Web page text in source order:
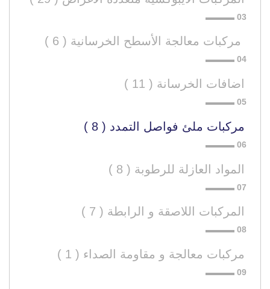
مركبات معالجة الأسطح الخرسانية ( 6 )
اضافات الخرسانة ( 11 )
مركبات ملئ فواصل التمدد ( 8 )
المواد العازلة للرطوبة ( 8 )
المركبات اللاصقة و الرابطة ( 7 )
مركبات معالجة و مقاومة الصداء ( 1 )